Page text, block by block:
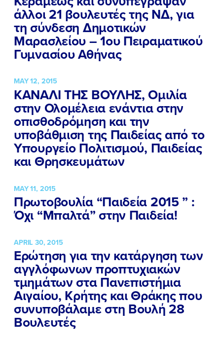
ΠΟΙΑ ΕΙΜΑΙ
ΕΚΔΗΛΩΣΕΙΣ
ΝΕΑ
ΕΛΑ ΚΙ ΕΣΥ
FB
άλλοι 21 βουλευτές της ΝΔ, για
τη σύνδεση Δημοτικών
Μαρασλείου – 1ου Πειραματικού
Γυμνασίου Αθήνας
MAY 12, 2015
ΚΑΝΑΛΙ ΤΗΣ ΒΟΥΛΗΣ, Ομιλία
στην Ολομέλεια ενάντια στην
οπισθοδρόμηση και την
υποβάθμιση της Παιδείας από το
Υπουργείο Πολιτισμού, Παιδείας
και Θρησκευμάτων
MAY 11, 2015
Πρωτοβουλία “Παιδεία 2015 ” :
Όχι “Μπαλτά” στην Παιδεία!
APRIL 30, 2015
Ερώτηση για την κατάργηση των
αγγλόφωνων προπτυχιακών
τμημάτων στα Πανεπιστήμια
Αιγαίου, Κρήτης και Θράκης που
συνυποβάλαμε στη Βουλή 28
Βουλευτές